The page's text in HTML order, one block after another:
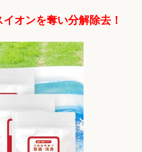
オンを奪い分解除去！